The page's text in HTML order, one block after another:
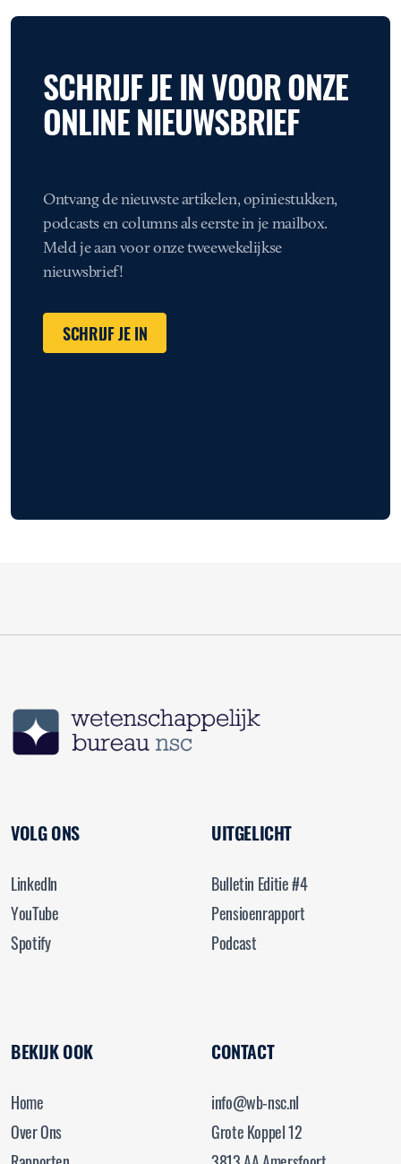
SCHRIJF JE IN VOOR ONZE
ONLINE NIEUWSBRIEF
Ontvang de nieuwste artikelen, opiniestukken,
podcasts en columns als eerste in je mailbox.
Meld je aan voor onze tweewekelijkse
nieuwsbrief!
SCHRIJF JE IN
VOLG ONS
LinkedIn
YouTube
Spotify
UITGELICHT
Bulletin Editie #4
Pensioenrapport
Podcast
BEKIJK OOK
Home
Over Ons
CONTACT
info@wb-nsc.nl
Grote Koppel 12